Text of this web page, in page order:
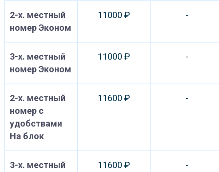
2-х. местный
номер Эконом
11000 ₽ -
3-х. местный
номер Эконом
11000 ₽ -
2-х. местный
номер с
удобствами
На блок
11600 ₽ -
3-х. местный
11600 ₽ -